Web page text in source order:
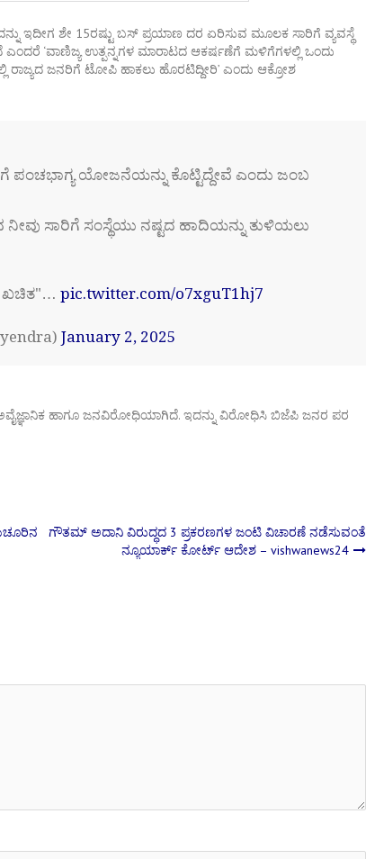
ಇದೀಗ ಶೇ 15ರಷ್ಟು ಬಸ್ ಪ್ರಯಾಣ ದರ ಏರಿಸುವ ಮೂಲಕ ಸಾರಿಗೆ ವ್ಯವಸ್ಥೆ
‘ವಾಣಿಜ್ಯ ಉತ್ಪನ್ನಗಳ ಮಾರಾಟದ ಆಕರ್ಷಣೆಗೆ ಮಳಿಗೆಗಳಲ್ಲಿ ಒಂದು
ಜನರಿಗೆ ಟೋಪಿ ಹಾಕಲು ಹೊರಟಿದ್ದೀರಿ’ ಎಂದು ಆಕ್ರೋಶ
ಪಂಚಭಾಗ್ಯ ಯೋಜನೆಯನ್ನು ಕೊಟ್ಟಿದ್ದೇವೆ ಎಂದು ಜಂಬ
ಸಾರಿಗೆ ಸಂಸ್ಥೆಯು ನಷ್ಟದ ಹಾದಿಯನ್ನು ತುಳಿಯಲು
ಖಚಿತ"… pic.twitter.com/o7xguT1hj7
January 2, 2025
ಅವೈಜ್ಞಾನಿಕ ಹಾಗೂ ಜನವಿರೋಧಿಯಾಗಿದೆ. ಇದನ್ನು ವಿರೋಧಿಸಿ ಬಿಜೆಪಿ ಜನರ ಪರ
ಗೌತಮ್ ಅದಾನಿ ವಿರುದ್ಧದ 3 ಪ್ರಕರಣಗಳ ಜಂಟಿ ವಿಚಾರಣೆ ನಡೆಸುವಂತೆ
ನ್ಯೂಯಾರ್ಕ್ ಕೋರ್ಟ್ ಆದೇಶ – vishwanews24